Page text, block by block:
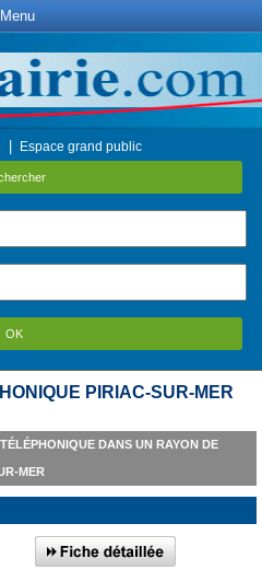
Menu
Espace grand public
OK
PIRIAC-SUR-MER
DANS UN RAYON DE
MER